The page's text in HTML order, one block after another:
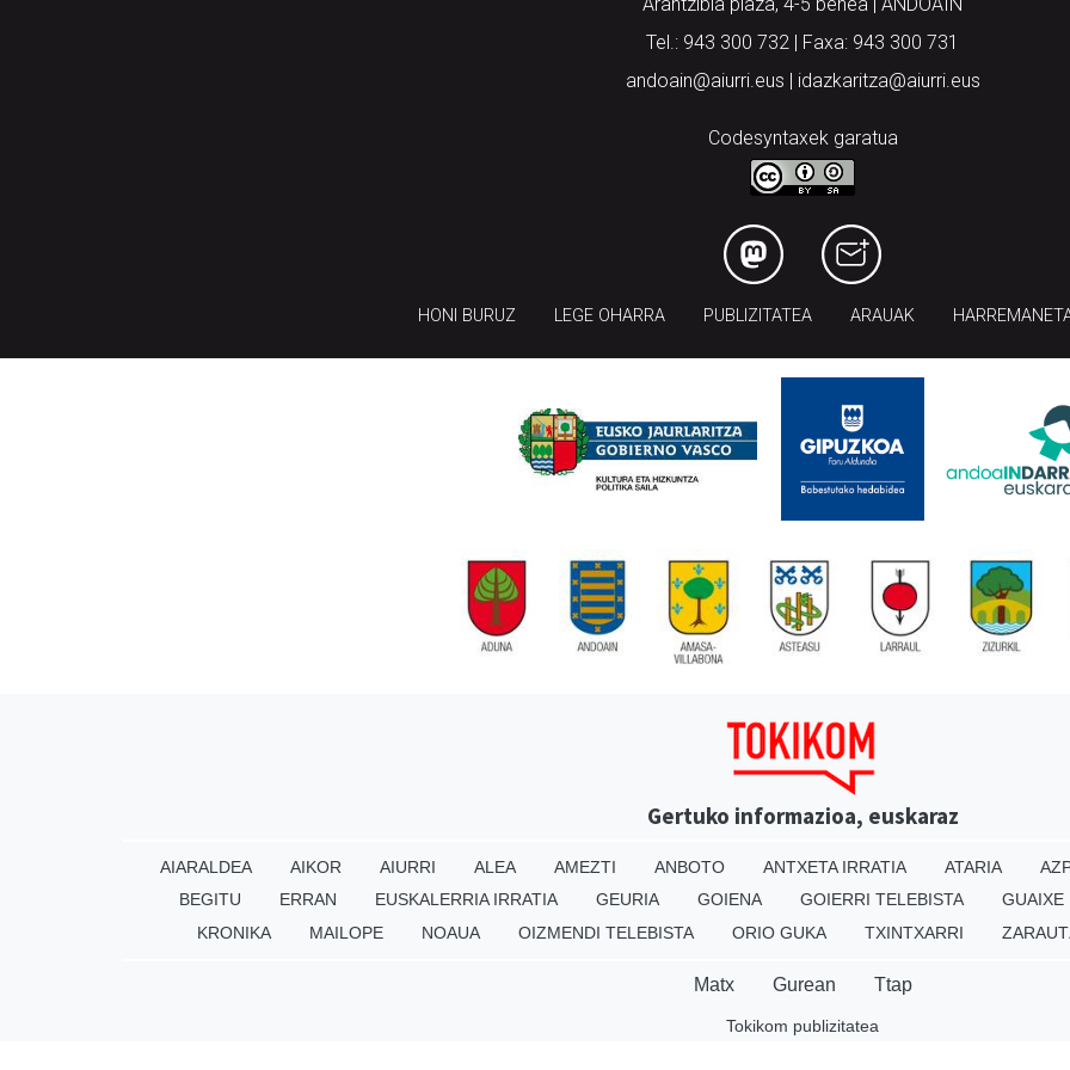
Tel.: 943 300 732 | Faxa: 943 300 731
andoain@aiurri.eus | idazkaritza@aiurri.eus
Codesyntaxek garatua
HONI BURUZ LEGE OHARRA PUBLIZITATEA ARAUAK
Gertuko informazioa, euskaraz
AIARALDEA AIKOR AIURRI ALEA AMEZTI ANBOTO ANTXETA IRRATIA ATARIA
BEGITU
ERRAN EUSKALERRIA IRRATIA GEURIA GOIENA GOIERRI TELEBISTA GUAIXE
KRONIKA
MAILOPE NOAUA OIZMENDI TELEBISTA ORIO GUKA TXINTXARRI
Matx Gurean Ttap
Tokikom publizitatea